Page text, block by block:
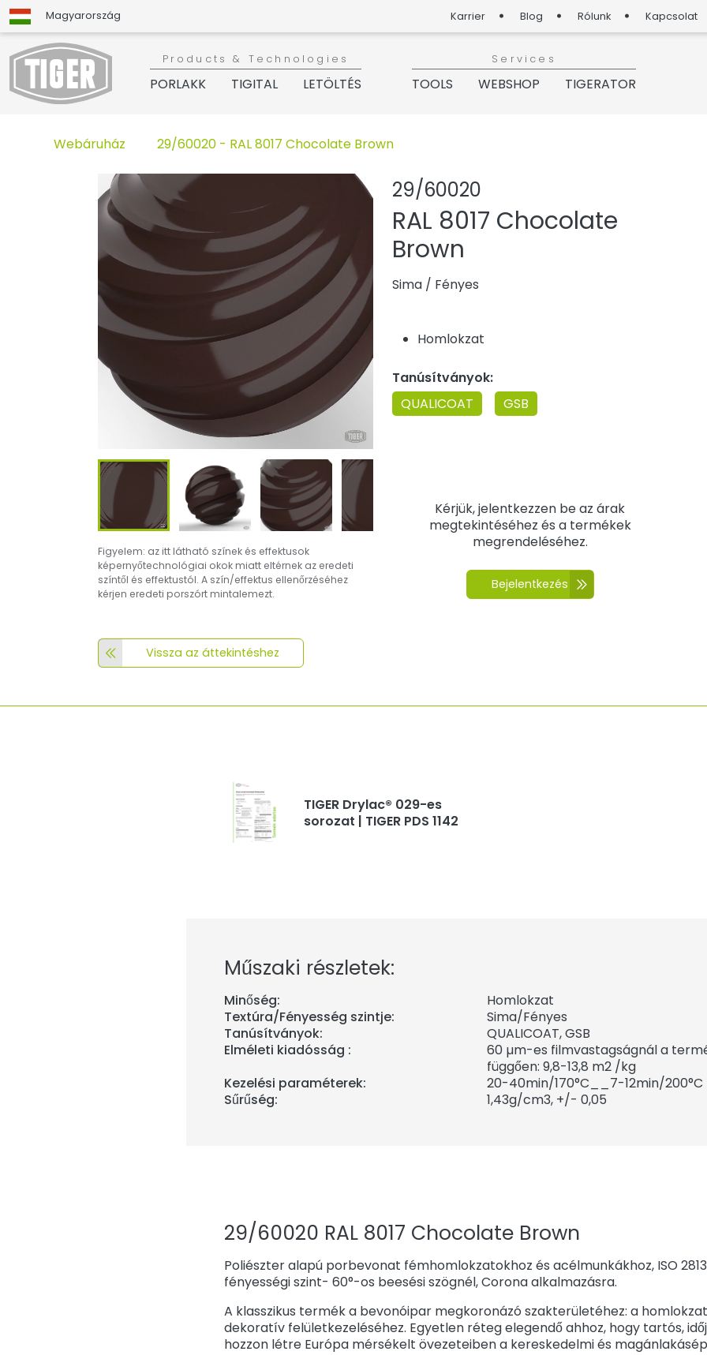
Magyarország Karrier Blog Rólunk Kapcsolat
Products & Technologies
PORLAKK TIGITAL LETÖLTÉS
Services
TOOLS WEBSHOP TIGERATOR
Webáruház 29/60020 - RAL 8017 Chocolate Brown
Figyelem: az itt látható színek és effektusok
képernyőtechnológiai okok miatt eltérnek az eredeti
színtől és effektustól. A szín/effektus ellenőrzéséhez
kérjen eredeti porszórt mintalemezt.
Vissza az áttekintéshez
29/60020
RAL 8017 Chocolate
Brown
Sima / Fényes
Homlokzat
Tanúsítványok:
QUALICOAT
GSB
Kérjük, jelentkezzen be az árak
megtekintéséhez és a termékek
megrendeléséhez.
Bejelentkezés
TIGER Drylac® 029-es
sorozat | TIGER PDS 1142
Műszaki részletek:
Minőség:
Homlokzat
Textúra/Fényesség szintje:
Sima/Fényes
Tanúsítványok:
QUALICOAT, GSB
Elméleti kiadósság :
60 µm-es filmvastagságnál a
függően: 9,8-13,8 m2 /kg
Kezelési paraméterek:
20-40min/170°C__7-12min/200°C
Sűrűség:
1,43g/cm3, +/- 0,05
29/60020 RAL 8017 Chocolate Brown
Poliészter alapú porbevonat fémhomlokzatokhoz és acélmunkákhoz, ISO
fényességi szint- 60°-os beesési szögnél, Corona alkalmazásra.
A klasszikus termék a bevonóipar megkoronázó szakterületéhez: a
dekoratív felületkezeléséhez. Egyetlen réteg elegendő ahhoz, hogy tartós,
hozzon létre Európa mérsékelt övezeteiben a kereskedelmi és